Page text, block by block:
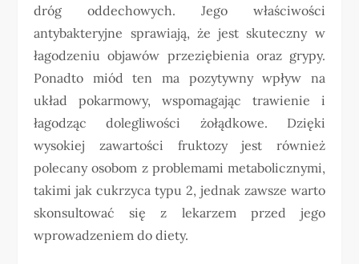
dróg oddechowych. Jego właściwości
antybakteryjne sprawiają, że jest skuteczny w
łagodzeniu objawów przeziębienia oraz grypy.
Ponadto miód ten ma pozytywny wpływ na
układ pokarmowy, wspomagając trawienie i
łagodząc dolegliwości żołądkowe. Dzięki
wysokiej zawartości fruktozy jest również
polecany osobom z problemami metabolicznymi,
takimi jak cukrzyca typu 2, jednak zawsze warto
skonsultować się z lekarzem przed jego
wprowadzeniem do diety.